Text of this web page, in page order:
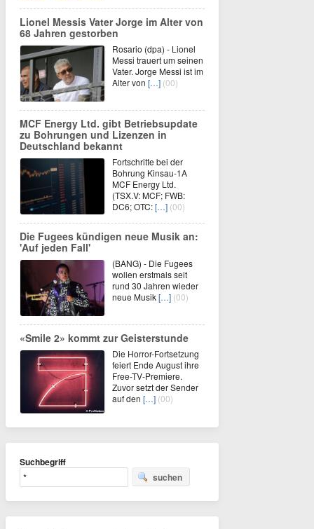
Lionel Messis Vater Jorge im Alter von
68 Jahren gestorben
Rosario (dpa) - Lionel
Messi trauert um seinen
Vater. Jorge Messi ist im
Alter von […] (00)
MCF Energy Ltd. gibt Betriebsupdate
zu Bohrungen und Lizenzen in
Deutschland bekannt
Fortschritte bei der
Bohrung Kinsau-1A
MCF Energy Ltd.
(TSX.V: MCF; FWB:
DC6; OTC:[…] (00)
Die Fugees kündigen neue Musik an:
'Auf jeden Fall'
(BANG) - Die Fugees
wollen erstmals seit
rund 30 Jahren wieder
neue Musik[…] (00)
«Smile 2» kommt zur Geisterstunde
Die Horror-Fortsetzung
feiert Ende August ihre
Free-TV-Premiere.
Zuvor setzt der Sender
auf den […] (00)
Suchbegriff
suchen